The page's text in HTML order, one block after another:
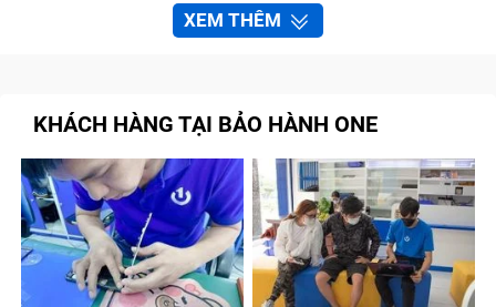
chuẩn hàng chính hãng tại TP.HCM
XEM THÊM
KHÁCH HÀNG TẠI BẢO HÀNH ONE